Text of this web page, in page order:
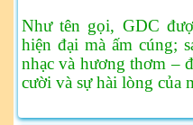
Như tên gọi, GDC
hiện đại mà ấm cúng;
nhạc và hương thơm –
cười và sự hài lòng của